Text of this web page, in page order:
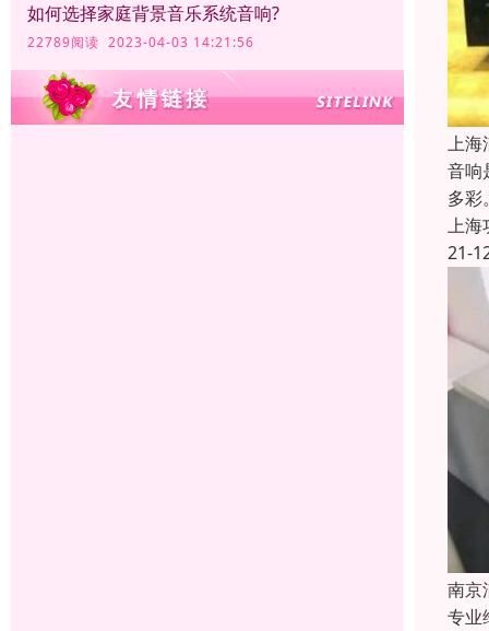
如何选择家庭背景音乐系统音响?
22789阅读 2023-04-03 14:21:56
上海
音响
多彩
上海
21-
南京
专业